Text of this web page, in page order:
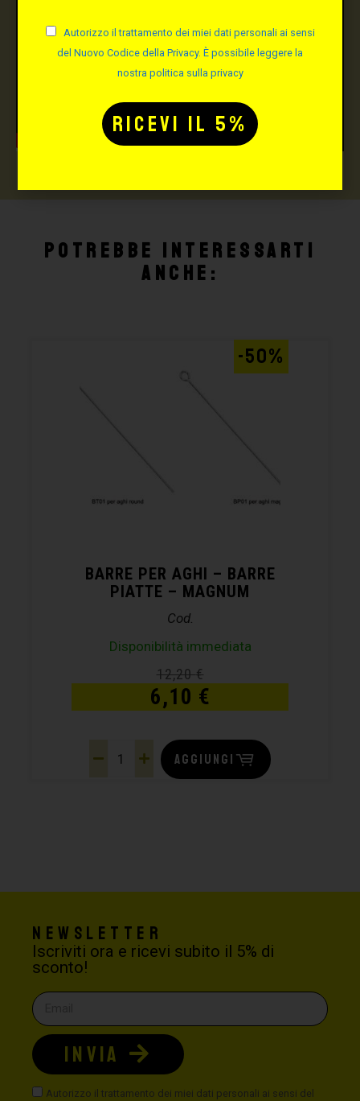
Potrebbe interessarti
anche:
BARRE PER AGHI – BARRE
PIATTE – MAGNUM
Cod.
Disponibilità immediata
12,20€
6,10 €
-50%
AGGIUNGI
Newsletter
Iscriviti ora e ricevi subito il 5% di
sconto!
Autorizzo il trattamento dei miei dati personali ai sensi del
INVIA
Autorizzo il trattamento dei miei dati personali ai sensi
del Nuovo Codice della Privacy. È possibile leggere la
nostra politica sulla privacy